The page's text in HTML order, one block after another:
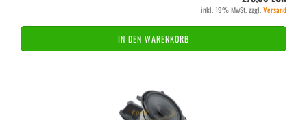
inkl. 19% MwSt. zzgl.Versand
IN DEN WARENKORB